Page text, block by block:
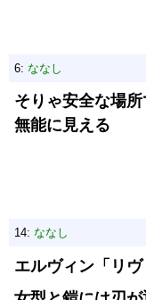
6: ななし
そりゃ安全な場
無能に見える
14: ななし
エルヴィン「リヴ